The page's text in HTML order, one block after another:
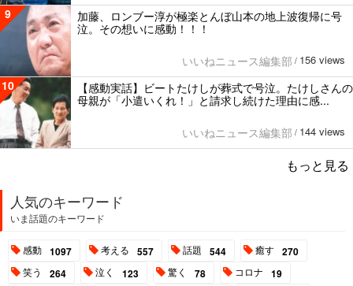
9
加藤、ロンブー淳が極楽とんぼ山本の地上波復帰に号
泣。その想いに感動！！！
いいねニュース編集部 / 156 views
10
【感動実話】ビートたけしが葬式で号泣。たけしさんの
母親が「小遣いくれ！」と請求し続けた理由に感...
いいねニュース編集部 / 144 views
もっと見る
人気のキーワード
いま話題のキーワード
感動 1097 考える 557 話題 544 癒す 270
笑う 264 泣く 123 驚く 78 コロナ 19